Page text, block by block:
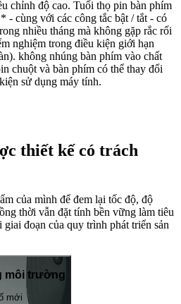
chỉnh độ cao. Tuổi thọ pin bàn phím
- cùng với các công tắc bật / tắt - có
nhiều tháng mà không gặp rắc rối
nghiệm trong điều kiện giới hạn
không nhúng bàn phím vào chất
chuột và bàn phím có thể thay đổi
sử dụng máy tính.
thiết kế có trách
của mình để đem lại tốc độ, độ
thời vẫn đặt tính bền vững làm tiêu
đoạn của quy trình phát triển sản
môi trường
mới